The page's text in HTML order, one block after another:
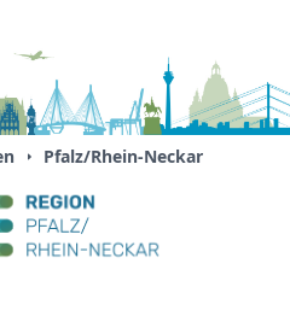
Pfalz/Rhein-Neckar